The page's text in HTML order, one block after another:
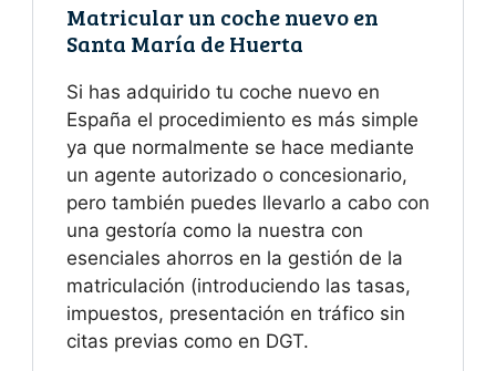
Matricular un coche nuevo en
Santa María de Huerta
Si has adquirido tu coche nuevo en
España el procedimiento es más simple
ya que normalmente se hace mediante
un agente autorizado o concesionario,
pero también puedes llevarlo a cabo con
una gestoría como la nuestra con
esenciales ahorros en la gestión de la
matriculación (introduciendo las tasas,
impuestos, presentación en tráfico sin
citas previas como en DGT.